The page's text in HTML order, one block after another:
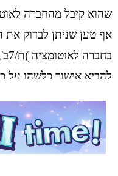
אף טען שניתן לבדוק את
להביא אישור כלשהו על
הם מאותו סוג שבהם
וזאת על אף שנראה